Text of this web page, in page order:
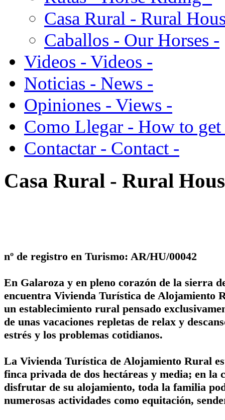
Casa Rural - Rural
Caballos - Our Horses -
Videos - Videos -
Noticias - News -
Opiniones - Views -
Como Llegar - How to get
Contactar - Contact -
Casa Rural - Rural
nº de registro en Turismo: AR/HU/00042
En Galaroza y en pleno corazón de la sierra
encuentra Vivienda Turística de Alojamiento
un establecimiento rural pensado
de unas vacaciones repletas de relax y
estrés y los problemas cotidianos.
La Vivienda Turística de Alojamiento Rural
finca privada de dos hectáreas y media; en la
disfrutar de su alojamiento, toda la familia
numerosas actividades como equitación,